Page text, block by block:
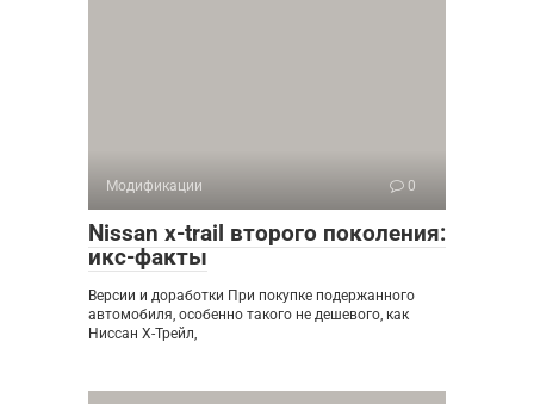
Модификации 0
Nissan x-trail второго поколения:
икс-факты
Версии и доработки При покупке подержанного
автомобиля, особенно такого не дешевого, как
Ниссан Х-Трейл,